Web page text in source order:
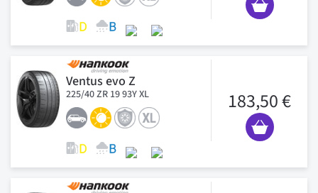
Ventus evo Z
225/40 ZR 19 93Y XL 183,50 €